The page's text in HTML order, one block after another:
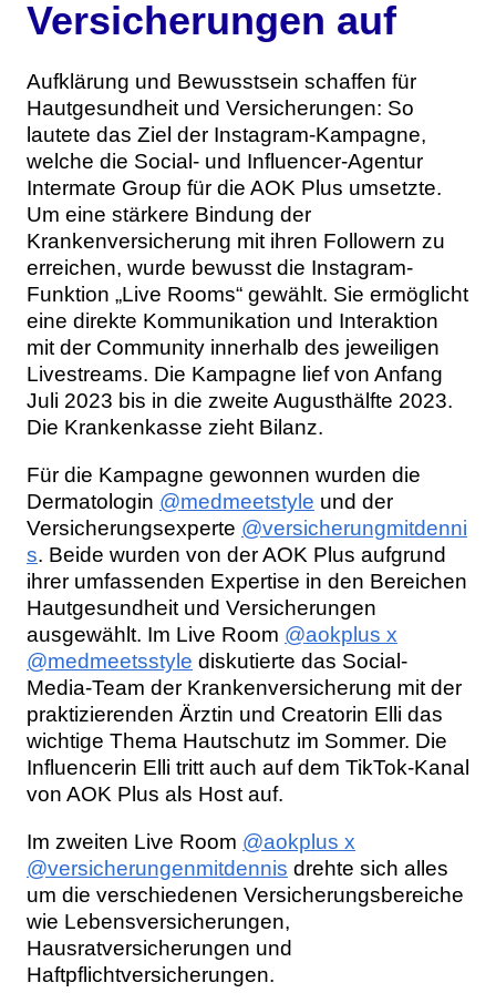
Versicherungen auf
Aufklärung und Bewusstsein schaffen für
Hautgesundheit und Versicherungen: So
lautete das Ziel der Instagram-Kampagne,
welche die Social- und Influencer-Agentur
Intermate Group für die AOK Plus umsetzte.
Um eine stärkere Bindung der
Krankenversicherung mit ihren Followern zu
erreichen, wurde bewusst die Instagram-
Funktion „Live Rooms“ gewählt. Sie ermöglicht
eine direkte Kommunikation und Interaktion
mit der Community innerhalb des jeweiligen
Livestreams. Die Kampagne lief von Anfang
Juli 2023 bis in die zweite Augusthälfte 2023.
Die Krankenkasse zieht Bilanz.
Für die Kampagne gewonnen wurden die
Dermatologin @medmeetstyle und der
Versicherungsexperte @versicherungmitdenni
s. Beide wurden von der AOK Plus aufgrund
ihrer umfassenden Expertise in den Bereichen
Hautgesundheit und Versicherungen
ausgewählt. Im Live Room @aokplus x
@medmeetsstyle diskutierte das Social-
Media-Team der Krankenversicherung mit der
praktizierenden Ärztin und Creatorin Elli das
wichtige Thema Hautschutz im Sommer. Die
Influencerin Elli tritt auch auf dem TikTok-Kanal
von AOK Plus als Host auf.
Im zweiten Live Room @aokplus x
@versicherungenmitdennis drehte sich alles
um die verschiedenen Versicherungsbereiche
wie Lebensversicherungen,
Hausratversicherungen und
Haftpflichtversicherungen.